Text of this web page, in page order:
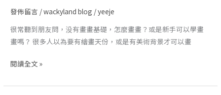
發佈留言 /wackyland blog /yeeje
很常聽到朋友問，没有畫畫基礎，怎麼畫畫？或是新手可以學畫
畫嗎？ 很多人以為要有繪畫天份，或是有美術背景才可以畫
閱讀全文 »